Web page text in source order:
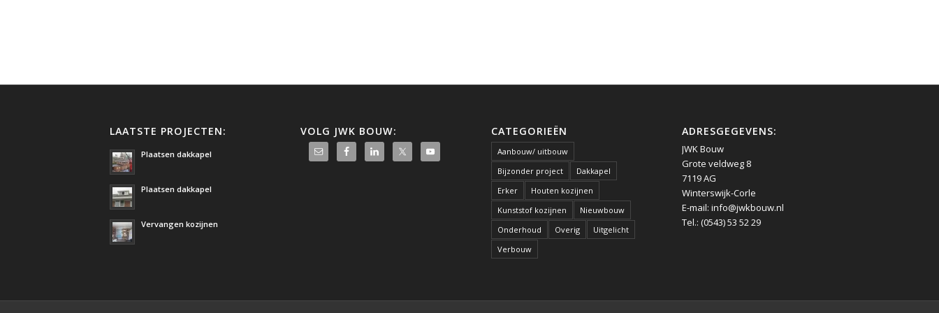
LAATSTE PROJECTEN:
Plaatsen dakkapel
Plaatsen dakkapel
Vervangen kozijnen
VOLG JWK BOUW: CATEGORIEËN
Aanbouw/ uitbouw
Bijzonder project
Dakkapel
Erker
Houten kozijnen
Kunststof kozijnen
Nieuwbouw
Onderhoud
Overig
Uitgelicht
Verbouw
ADRESGEGEVENS:
JWK Bouw
Grote veldweg 8
7119 AG
Winterswijk-Corle
E-mail: info@jwkbouw.nl
Tel.: (0543) 53 52 29